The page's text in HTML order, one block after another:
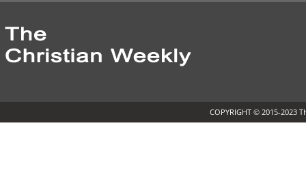
COPYRIGHT © 2015-2023